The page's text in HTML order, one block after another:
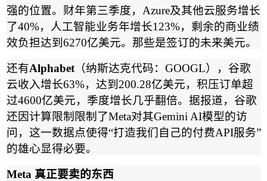
强的位置。财年第三季度， Azure及其他云服务增长
了40%，人工智能业务年增长123%，剩余的商业绩
效负担达到 6270亿美元。那些是签订的未来美元。
还有Alphabet（纳斯达克代码： GOOGL），谷歌
云收入增长63%，达到 200.28亿美元，积压订单超
过4600亿美元，季度增长几乎翻倍。据报道，谷歌
还因计算限制限制了Meta对其Gemini AI模型的访
问，这一数据点使得“打造我们自己的付费API服务”
的雄心显得必要。
Meta 真正要卖的东西